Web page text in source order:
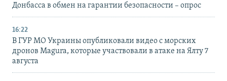
Донбасса в обмен на гарантии безопасности – опрос
16:22
В ГУР МО Украины опубликовали видео с морских
дронов Magura, которые участвовали в атаке на Ялту 7
августа